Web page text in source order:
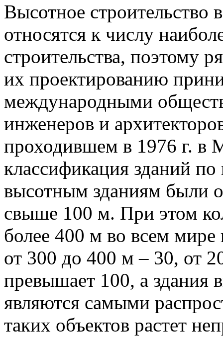
Высотное строительство
относятся к числу
строительства, поэтому
их проектированию
международными
инженеров и
проходившем в 1976 г. в
классификация зданий
высотным зданиям были
свыше 100 м. При этом
более 400 м во всем мире
от 300 до 400 м – 30, от
превышает 100, а здания
являются самыми
таких объектов растет